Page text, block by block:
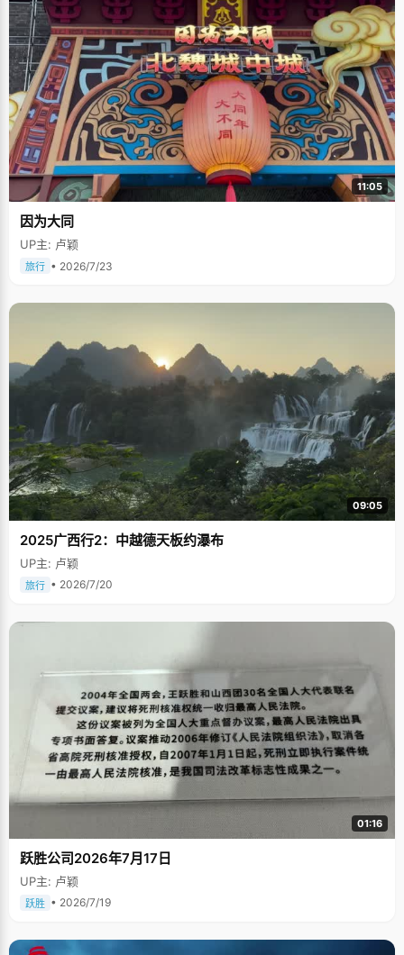
11:05
因为大同
UP主: 卢颖
旅行 • 2026/7/23
09:05
2025广西行2：中越德天板约瀑布
UP主: 卢颖
旅行 • 2026/7/20
01:16
跃胜公司2026年7月17日
UP主: 卢颖
跃胜 • 2026/7/19